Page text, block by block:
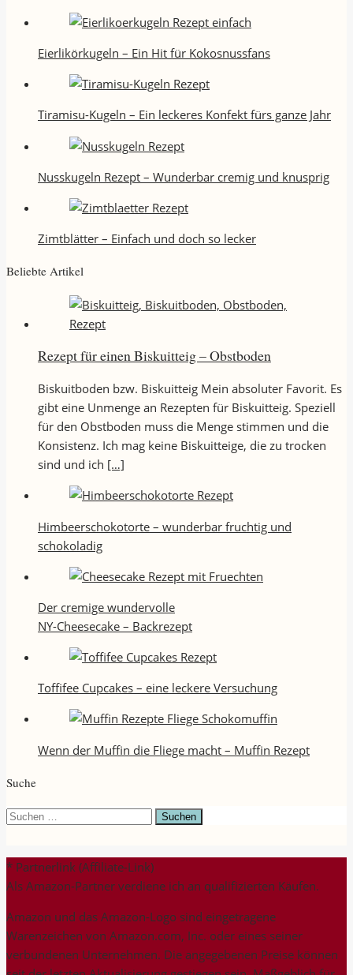
Eierlikörkugeln – Ein Hit für Kokosnussfans
Tiramisu-Kugeln – Ein leckeres Konfekt fürs ganze Jahr
Nusskugeln Rezept – Wunderbar cremig und knusprig
Zimtblätter – Einfach und doch so lecker
Beliebte Artikel
Rezept für einen Biskuitteig – Obstboden
Biskuitboden bzw. Biskuitteig Mein absoluter Favorit. Es
gibt eine Unmenge an Rezepten für Biskuitteig. Speziell
für den Obstboden muss die Menge stimmen und die
Konsistenz. Ich mag keine Biskuitteige, die zu trocken
sind und ich […]
Himbeerschokotorte – wunderbar fruchtig und
schokoladig
Der cremige wundervolle
NY-Cheesecake – Backrezept
Toffifee Cupcakes – eine leckere Versuchung
Wenn der Muffin die Fliege macht – Muffin Rezept
Suche
Suchen
* Partnerlink (Affiliate-Link)
Als Amazon-Partner verdiene ich an qualifizierten Käufen.
Amazon und das Amazon-Logo sind eingetragene
Warenzeichen von Amazon.com, Inc. oder eines seiner
verbundenen Unternehmen. Die angegebenen Preise können